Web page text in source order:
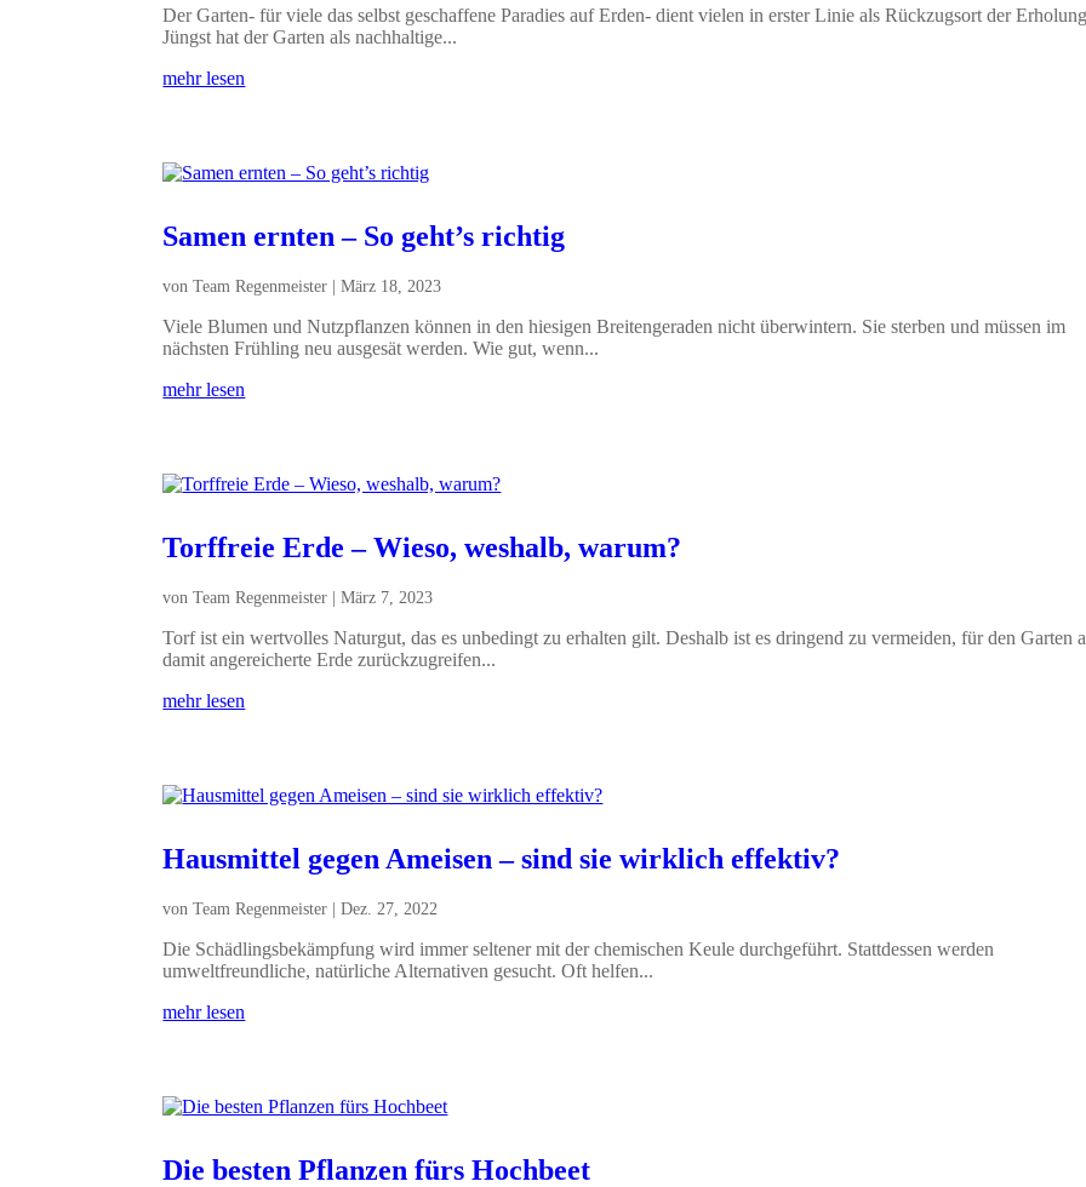
Der Garten- für viele das selbst geschaffene Paradies auf Erden- dient vielen in erster Linie als Rückzugsort der
Jüngst hat der Garten als nachhaltige...
mehr lesen
Samen ernten – So geht’s richtig
vonTeam Regenmeister |März 18, 2023
Viele Blumen und Nutzpflanzen können in den hiesigen Breitengeraden nicht überwintern. Sie sterben und müssen im
nächsten Frühling neu ausgesät werden. Wie gut, wenn...
mehr lesen
Torffreie Erde – Wieso, weshalb, warum?
vonTeam Regenmeister |März 7, 2023
Torf ist ein wertvolles Naturgut, das es unbedingt zu erhalten gilt. Deshalb ist es dringend zu vermeiden, für den Garten
damit angereicherte Erde zurückzugreifen...
mehr lesen
Hausmittel gegen Ameisen – sind sie wirklich effektiv?
vonTeam Regenmeister |Dez. 27, 2022
Die Schädlingsbekämpfung wird immer seltener mit der chemischen Keule durchgeführt. Stattdessen werden
umweltfreundliche, natürliche Alternativen gesucht. Oft helfen...
mehr lesen
Die besten Pflanzen fürs Hochbeet